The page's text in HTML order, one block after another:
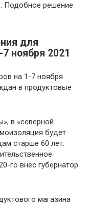
Подобное решение
для
ноября 2021
в «северной
будет
старше 60 лет.
го внес губернатор
магазина